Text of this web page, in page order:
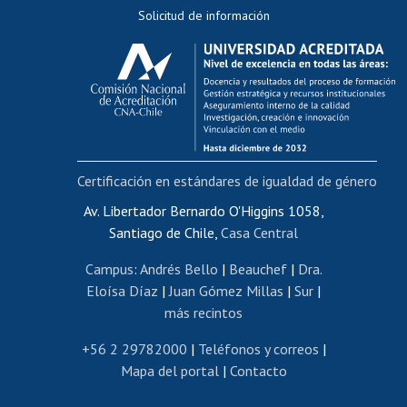
Evaluación docente
Calificación académica
Postulación al AUCAI
Funcionarias/os
Cursos internos de capacitación
Bienestar del personal
Portal de movilidad interna
Certificado de renta
Certificado de renta honorarios
Editar páginas blancas
Extranjeras/os
Revalidación y reconocimiento de títulos
Postulación al Programa de Movilidad Estudiantil
Solicitud de información
Av. Libertador Bernardo O'Higgins 1058,
Santiago de Chile, Casa Central
Campus: Andrés Bello | Beauchef| Dra.
Eloísa Díaz | Juan Gómez Millas | Sur |
más recintos
+56 2 29782000 | Teléfonos y correos |
Mapa del portal| Contacto
Certificación en estándares de igualdad de género